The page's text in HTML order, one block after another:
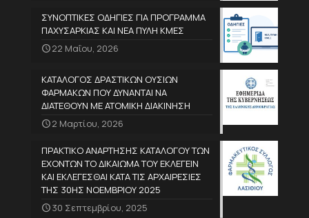
ΣΥΝΟΠΤΙΚΕΣ ΟΔΗΓΙΕΣ ΓΙΑ ΠΡΟΓΡΑΜΜΑ
ΠΑΧΥΣΑΡΚΙΑΣ ΚΑΙ ΝΕΑ ΠΥΛΗ ΚΜΕΣ
22 Μαΐου, 2026
ΚΑΤΑΛΟΓΟΣ ΔΡΑΣΤΙΚΩΝ ΟΥΣΙΩΝ
ΦΑΡΜΑΚΩΝ ΠΟΥ ΔΥΝΑΝΤΑΙ ΝΑ
ΔΙΑΤΕΘΟΥΝ ΜΕ ΑΤΟΜΙΚΗ ΔΙΑΚΙΝΗΣΗ
2 Μαρτίου, 2026
ΠΡΑΚΤΙΚΟ ΑΝΑΡΤΗΣΗΣ ΚΑΤΑΛΟΓΟΥ ΤΩΝ
ΕΧΟΝΤΩΝ ΤΟ ΔΙΚΑΙΩΜΑ ΤΟΥ ΕΚΛΕΓΕΙΝ
ΚΑΙ ΕΚΛΕΓΕΣΘΑΙ ΚΑΤΑ ΤΙΣ ΑΡΧΑΙΡΕΣΙΕΣ
ΤΗΣ 30ΗΣ ΝΟΕΜΒΡΙΟΥ 2025
30 Σεπτεμβρίου, 2025